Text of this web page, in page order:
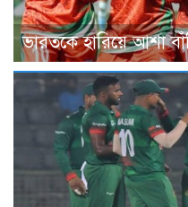
ভারতকে হারিয়ে আশা